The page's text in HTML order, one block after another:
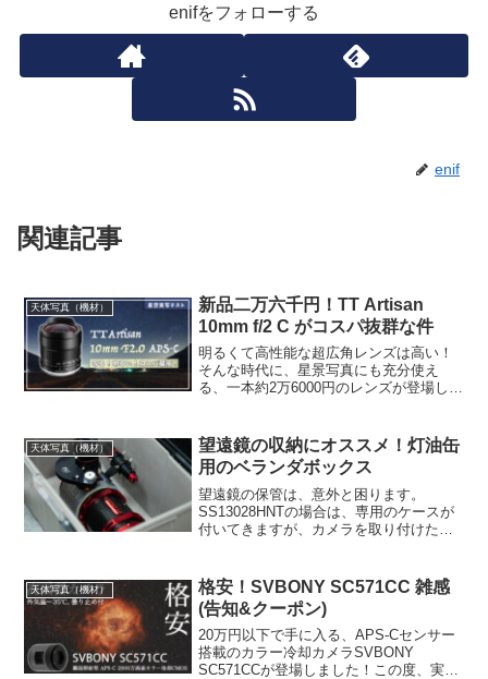
enifをフォローする
enif
関連記事
天体写真（機材）
新品二万六千円！TT Artisan
10mm f/2 C がコスパ抜群な件
明るくて高性能な超広角レンズは高い！
そんな時代に、星景写真にも充分使え
る、一本約2万6000円のレンズが登場しま
に是非ともお勧めしたいお品となってお
ります。
天体写真（機材）
望遠鏡の収納にオススメ！灯油缶
用のベランダボックス
望遠鏡の保管は、意外と困ります。
SS13028HNTの場合は、専用のケースが
付いてきますが、カメラを取り付けたま
ダボックスがピッタリでした。車にも載
せられるため、遠征にも使えます。
天体写真（機材）
格安！SVBONY SC571CC 雑感
(告知&クーポン)
20万円以下で手に入る、APS-Cセンサー
搭載のカラー冷却カメラSVBONY
SC571CCが登場しました！この度、実機